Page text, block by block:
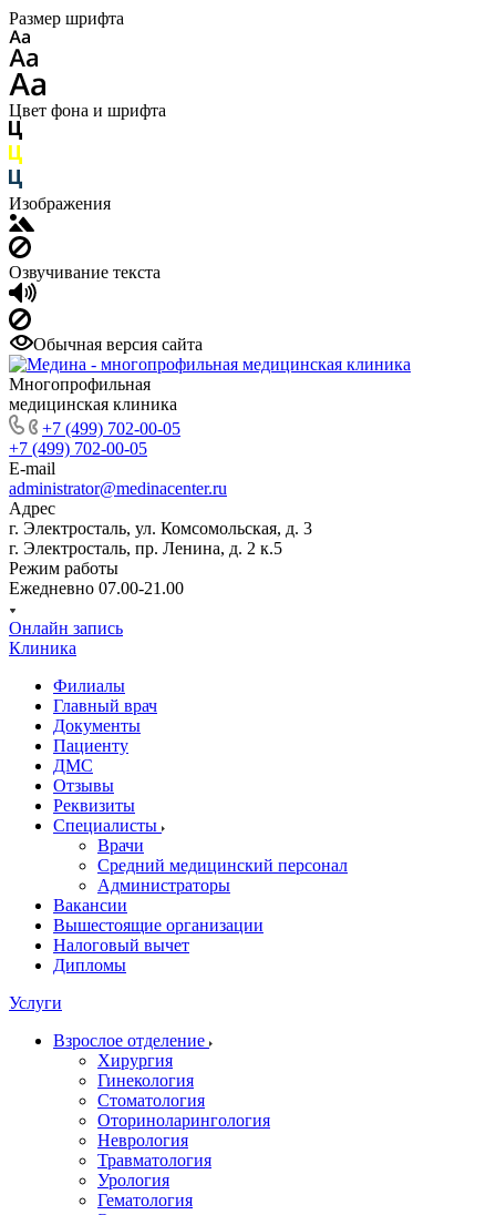
Размер шрифта
Цвет фона и шрифта
Изображения
Озвучивание текста
Обычная версия сайта
Многопрофильная
медицинская клиника
+7 (499) 702-00-05
+7 (499) 702-00-05
E-mail
administrator@medinacenter.ru
Адрес
г. Электросталь, ул. Комсомольская, д. 3
г. Электросталь, пр. Ленина, д. 2 к.5
Режим работы
Ежедневно 07.00-21.00
Онлайн запись
Клиника
Филиалы
Главный врач
Документы
Пациенту
ДМС
Отзывы
Реквизиты
Специалисты
Врачи
Средний медицинский персонал
Администраторы
Вакансии
Вышестоящие организации
Налоговый вычет
Дипломы
Услуги
Взрослое отделение
Хирургия
Гинекология
Стоматология
Оториноларингология
Неврология
Травматология
Урология
Гематология